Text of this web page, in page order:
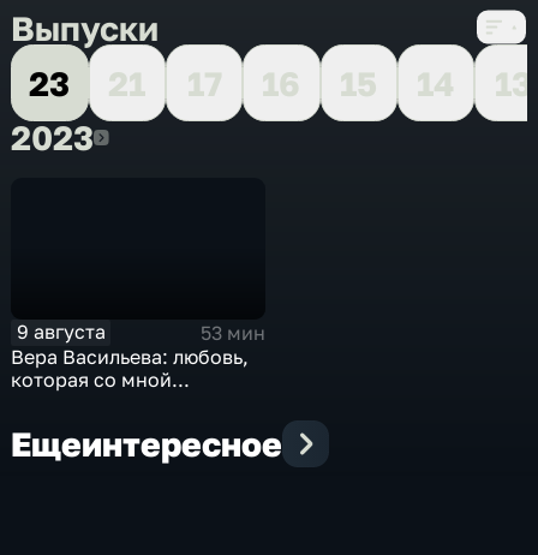
Выпуски
23
21 17 16 15 14
13
20232023
9 августа
53 мин
Вера Васильева: любовь,
которая со мной...
Ещеинтересное